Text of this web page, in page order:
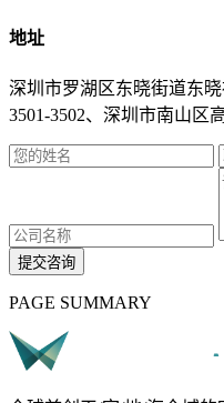
地址
深圳市罗湖区东晓街道东
3501-3502、深圳市南山区
提交咨询
PAGE SUMMARY